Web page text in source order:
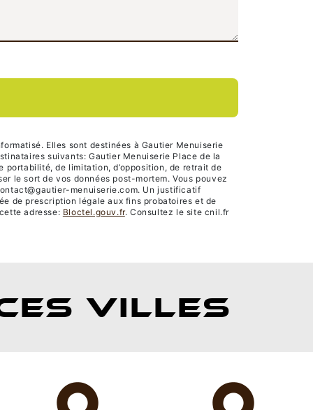
Elles sont destinées à Gautier Menuiserie
suivants: Gautier Menuiserie Place de la
portabilité, de limitation, d’opposition, de retrait de
le sort de vos données post-mortem. Vous pouvez
menuiserie.com. Un justificatif
de prescription légale aux fins probatoires et de
adresse: Bloctel.gouv.fr. Consultez le site cnil.fr
VILLES